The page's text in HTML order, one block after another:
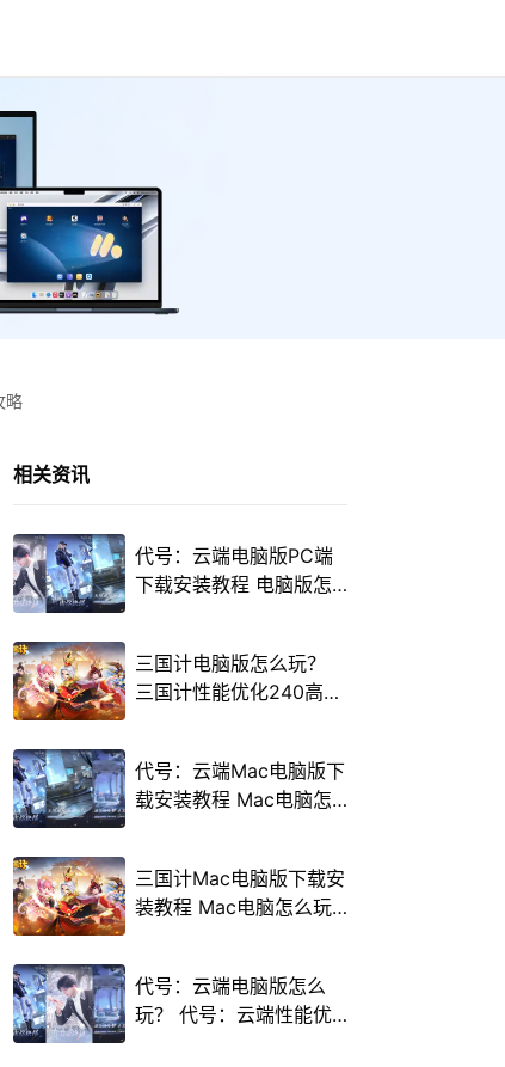
略
相关资讯
代号：云端电脑版PC端
下载安装教程 电脑版怎
三国计电脑版怎么玩？
三国计性能优化240高帧
代号：云端Mac电脑版下
载安装教程 Mac电脑怎
三国计Mac电脑版下载安
装教程 Mac电脑怎么玩
代号：云端电脑版怎么
玩？ 代号：云端性能优